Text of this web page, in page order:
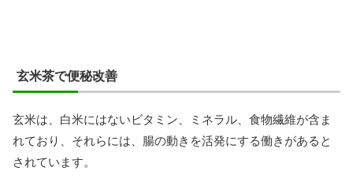
玄米茶で便秘改善
玄米は、白米にはないビタミン、ミネラル、食物繊維が含ま
れており、それらには、腸の動きを活発にする働きがあると
されています。